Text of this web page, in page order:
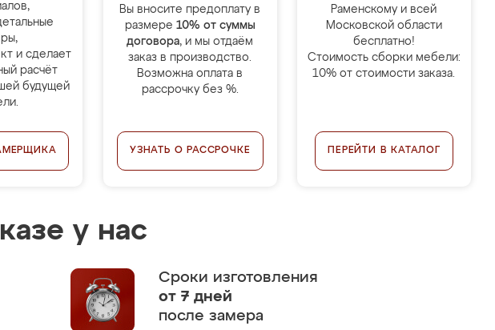
и сделает
расчёт
будущей
Вы вносите предоплату в
размере 10% от суммы
договора, и мы отдаём
заказ в производство.
Возможна оплата в
рассрочку без %.
УЗНАТЬ О РАССРОЧКЕ
Раменскому и всей
Московской области
бесплатно!
Стоимость сборки мебели:
10% от стоимости заказа.
ПЕРЕЙТИ В КАТАЛОГ
у нас
Сроки изготовления
от 7 дней
после замера